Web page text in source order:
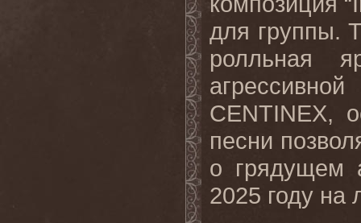
для группы.
ролльная
CENTINEX,
песни
о грядущем
2025 году на